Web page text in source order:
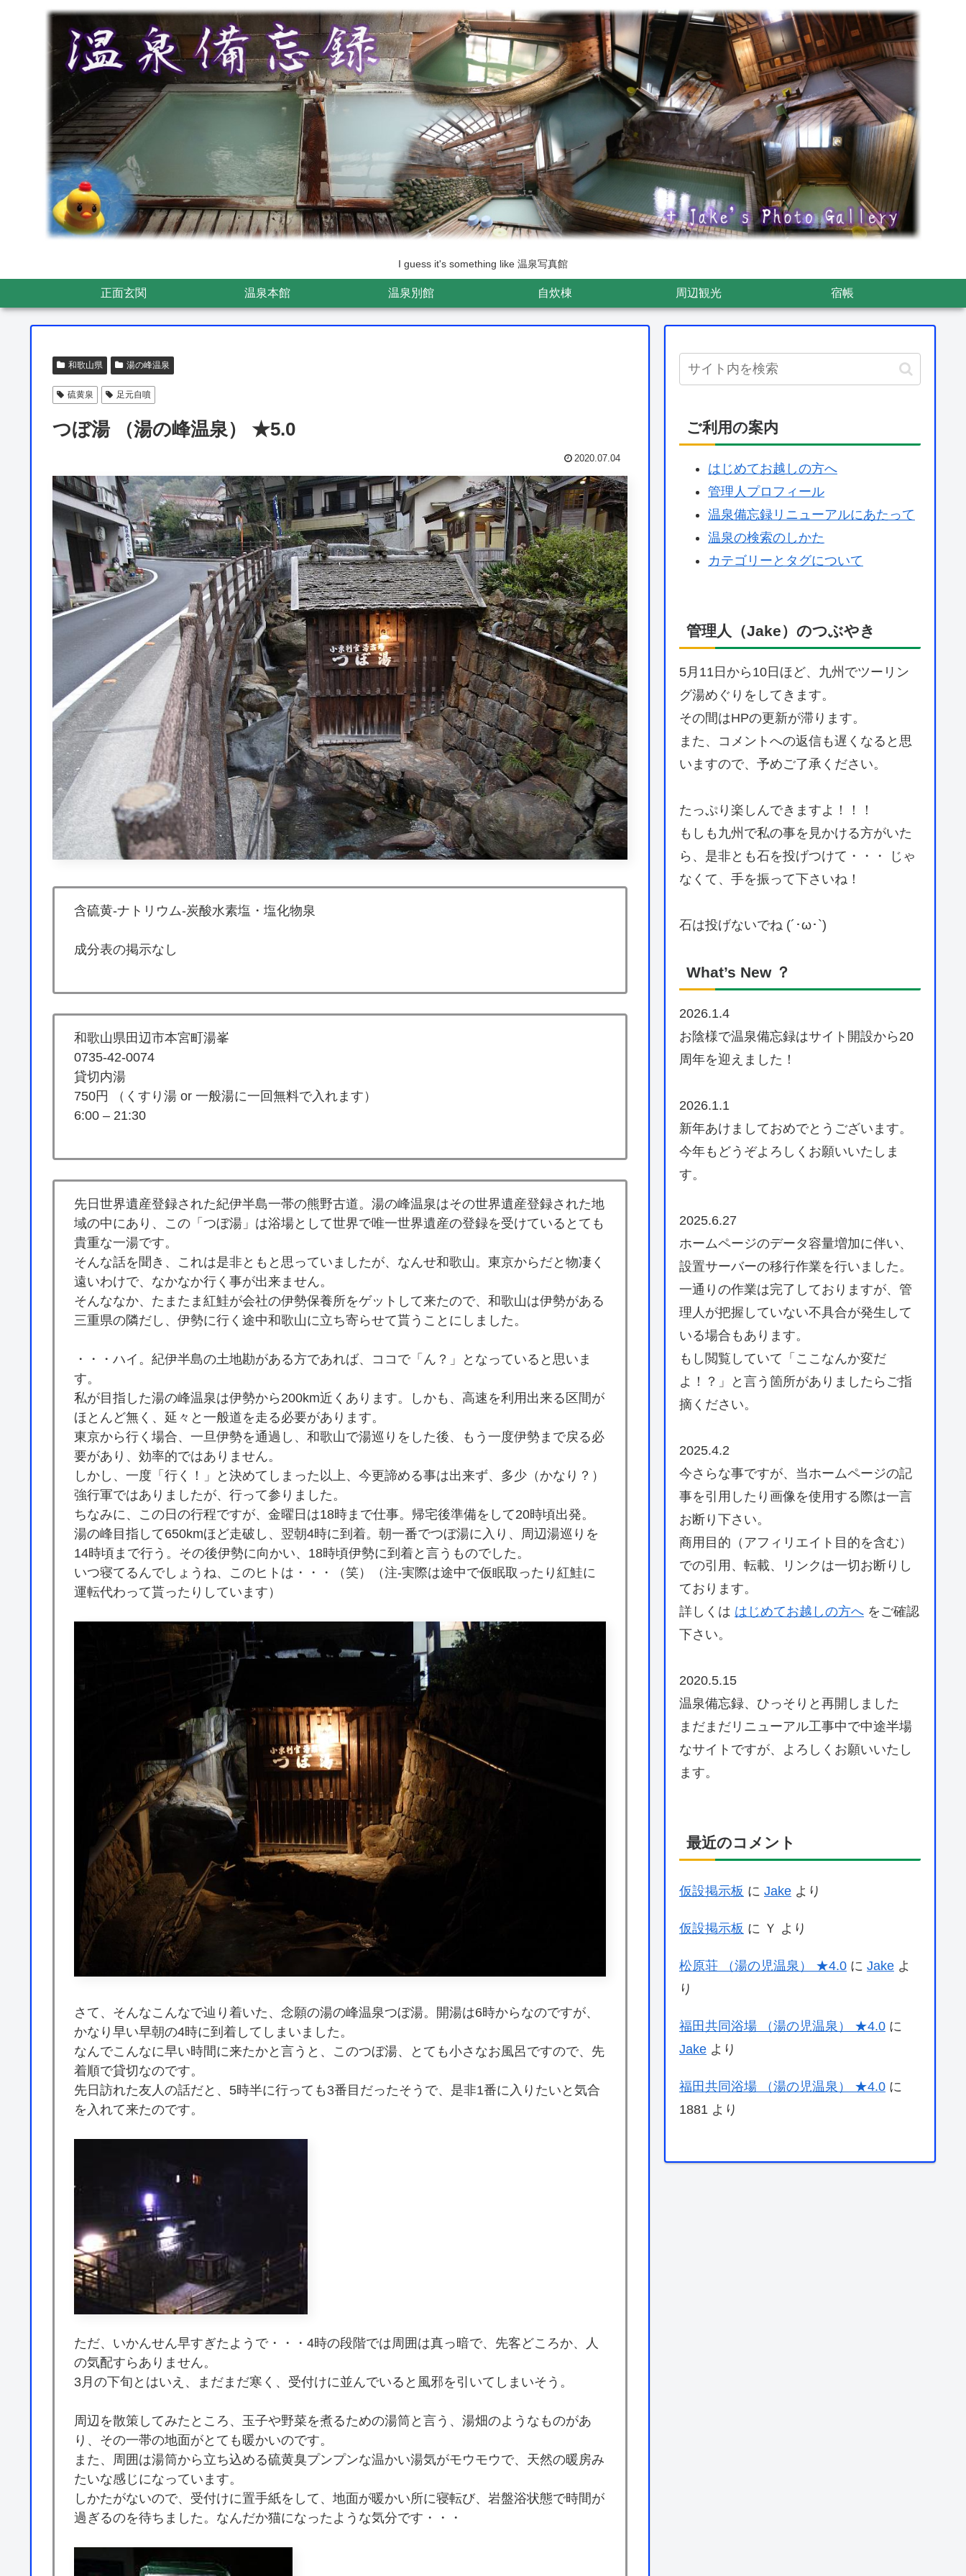
I guess it's something like 温泉写真館
正面玄関 温泉本館 温泉別館 自炊棟 周辺観光 宿帳
和歌山県 湯の峰温泉
硫黄泉 足元自噴
つぼ湯 （湯の峰温泉） ★5.0
2020.07.04
含硫黄-ナトリウム-炭酸水素塩・塩化物泉
成分表の掲示なし
和歌山県田辺市本宮町湯峯
0735-42-0074
貸切内湯
750円 （くすり湯 or 一般湯に一回無料で入れます）
6:00 – 21:30
先日世界遺産登録された紀伊半島一帯の熊野古道。湯の峰温泉はその世界遺産登録された地
域の中にあり、この「つぼ湯」は浴場として世界で唯一世界遺産の登録を受けているとても
貴重な一湯です。
そんな話を聞き、これは是非ともと思っていましたが、なんせ和歌山。東京からだと物凄く
遠いわけで、なかなか行く事が出来ません。
そんななか、たまたま紅鮭が会社の伊勢保養所をゲットして来たので、和歌山は伊勢がある
三重県の隣だし、伊勢に行く途中和歌山に立ち寄らせて貰うことにしました。
・・・ハイ。紀伊半島の土地勘がある方であれば、ココで「ん？」となっていると思いま
す。
私が目指した湯の峰温泉は伊勢から200km近くあります。しかも、高速を利用出来る区間が
ほとんど無く、延々と一般道を走る必要があります。
東京から行く場合、一旦伊勢を通過し、和歌山で湯巡りをした後、もう一度伊勢まで戻る必
要があり、効率的ではありません。
しかし、一度「行く！」と決めてしまった以上、今更諦める事は出来ず、多少（かなり？）
強行軍ではありましたが、行って参りました。
ちなみに、この日の行程ですが、金曜日は18時まで仕事。帰宅後準備をして20時頃出発。
湯の峰目指して650kmほど走破し、翌朝4時に到着。朝一番でつぼ湯に入り、周辺湯巡りを
14時頃まで行う。その後伊勢に向かい、18時頃伊勢に到着と言うものでした。
いつ寝てるんでしょうね、このヒトは・・・（笑）（注-実際は途中で仮眠取ったり紅鮭に
運転代わって貰ったりしています）
さて、そんなこんなで辿り着いた、念願の湯の峰温泉つぼ湯。開湯は6時からなのですが、
かなり早い早朝の4時に到着してしまいました。
なんでこんなに早い時間に来たかと言うと、このつぼ湯、とても小さなお風呂ですので、先
着順で貸切なのです。
先日訪れた友人の話だと、5時半に行っても3番目だったそうで、是非1番に入りたいと気合
を入れて来たのです。
ただ、いかんせん早すぎたようで・・・4時の段階では周囲は真っ暗で、先客どころか、人
の気配すらありません。
3月の下旬とはいえ、まだまだ寒く、受付けに並んでいると風邪を引いてしまいそう。
周辺を散策してみたところ、玉子や野菜を煮るための湯筒と言う、湯畑のようなものがあ
り、その一帯の地面がとても暖かいのです。
また、周囲は湯筒から立ち込める硫黄臭プンプンな温かい湯気がモウモウで、天然の暖房み
たいな感じになっています。
しかたがないので、受付けに置手紙をして、地面が暖かい所に寝転び、岩盤浴状態で時間が
過ぎるのを待ちました。なんだか猫になったような気分です・・・
ご利用の案内
はじめてお越しの方へ
管理人プロフィール
温泉備忘録リニューアルにあたって
温泉の検索のしかた
カテゴリーとタグについて
管理人（Jake）のつぶやき
5月11日から10日ほど、九州でツーリン
グ湯めぐりをしてきます。
その間はHPの更新が滞ります。
また、コメントへの返信も遅くなると思
いますので、予めご了承ください。
たっぷり楽しんできますよ！！！
もしも九州で私の事を見かける方がいた
ら、是非とも石を投げつけて・・・ じゃ
なくて、手を振って下さいね！
石は投げないでね (´･ω･`)
What’s New ？
2026.1.4
お陰様で温泉備忘録はサイト開設から20
周年を迎えました！
2026.1.1
新年あけましておめでとうございます。
今年もどうぞよろしくお願いいたしま
す。
2025.6.27
ホームページのデータ容量増加に伴い、
設置サーバーの移行作業を行いました。
一通りの作業は完了しておりますが、管
理人が把握していない不具合が発生して
いる場合もあります。
もし閲覧していて「ここなんか変だ
よ！？」と言う箇所がありましたらご指
摘ください。
2025.4.2
今さらな事ですが、当ホームページの記
事を引用したり画像を使用する際は一言
お断り下さい。
商用目的（アフィリエイト目的を含む）
での引用、転載、リンクは一切お断りし
ております。
詳しくは はじめてお越しの方へ をご確認
下さい。
2020.5.15
温泉備忘録、ひっそりと再開しました
まだまだリニューアル工事中で中途半場
なサイトですが、よろしくお願いいたし
ます。
最近のコメント
仮設掲示板 に Jake より
仮設掲示板 に Ｙ より
松原荘 （湯の児温泉） ★4.0 に Jake よ
り
福田共同浴場 （湯の児温泉） ★4.0 に
Jake より
福田共同浴場 （湯の児温泉） ★4.0 に
1881 より